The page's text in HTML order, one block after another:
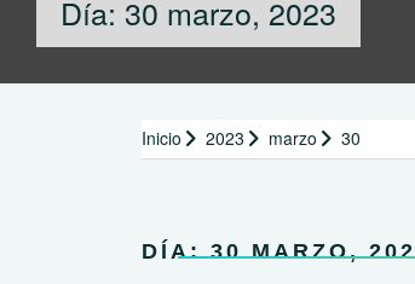
Día: 30 marzo, 2023
Inicio 2023 marzo 30
DÍA:30 MARZO,